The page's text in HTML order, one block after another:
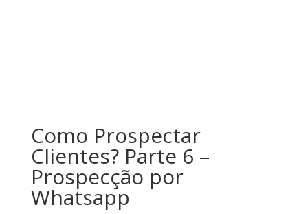
Como Prospectar
Clientes? Parte 6 –
Prospecção por
Whatsapp